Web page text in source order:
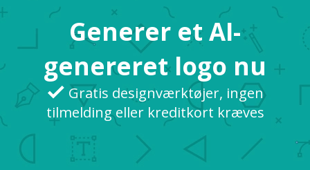
br...
Generer et AI-
genereret logo nu
Gratis designværktøjer, ingen
tilmelding eller kreditkort kræves